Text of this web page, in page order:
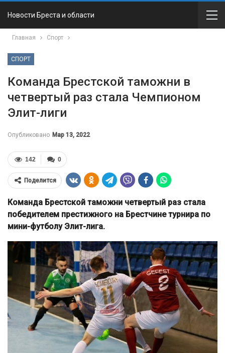
Новости Бреста и области
Главная Спорт
СПОРТ
Команда Брестской таможни в
четвертый раз стала Чемпионом
Элит-лиги
Опубликовано Мар 13, 2022
0
142
Поделится
Команда Брестской таможни четвертый раз стала
победителем престижного на Брестчине турнира по
мини-футболу Элит-лига.